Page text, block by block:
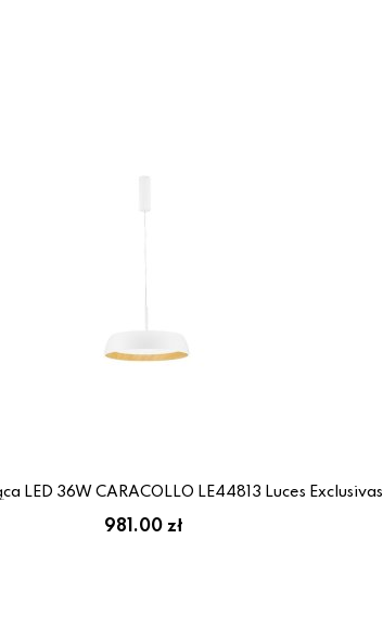
LED 36W CARACOLLO LE44813 Luces Exclusivas
981.00 zł